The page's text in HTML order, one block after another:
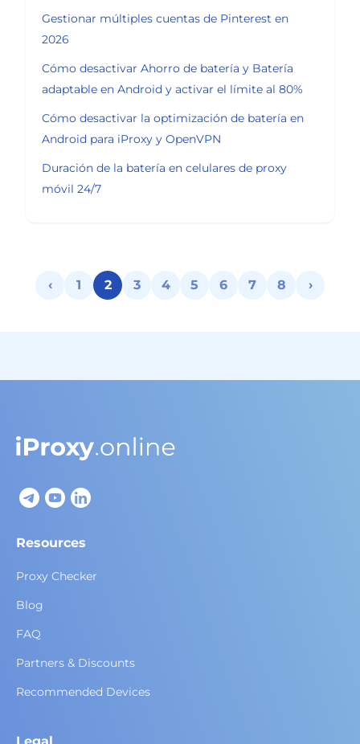
Gestionar múltiples cuentas de Pinterest en
2026
Cómo desactivar Ahorro de batería y Batería
adaptable en Android y activar el límite al 80%
Cómo desactivar la optimización de batería en
Android para iProxy y OpenVPN
Duración de la batería en celulares de proxy
móvil 24/7
‹ 1 2 3 4 5 6 7 8 ›
Resources
Proxy Checker
Blog
FAQ
Partners & Discounts
Recommended Devices
Legal